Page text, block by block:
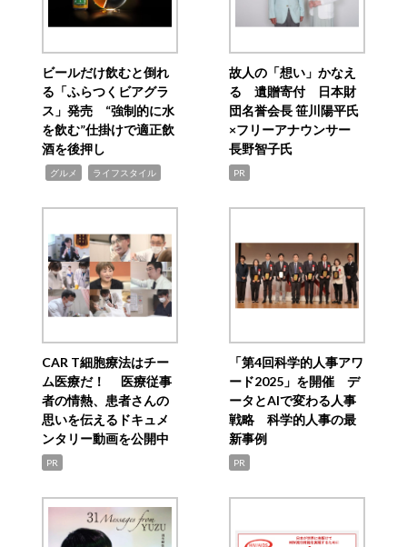
ビールだけ飲むと倒れ
る「ふらつくビアグラ
ス」発売 “強制的に水
を飲む”仕掛けで適正飲
酒を後押し
グルメ ライフスタイル
故人の「想い」かなえ
る 遺贈寄付 日本財
団名誉会長 笹川陽平氏
×フリーアナウンサー
長野智子氏
PR
CAR T細胞療法はチー
ム医療だ！ 医療従事
者の情熱、患者さんの
思いを伝えるドキュメ
ンタリー動画を公開中
PR
「第4回科学的人事アワ
ード2025」を開催 デ
ータとAIで変わる人事
戦略 科学的人事の最
新事例
PR